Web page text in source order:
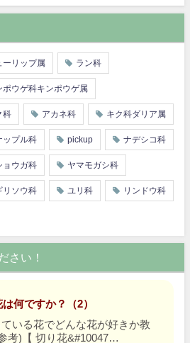
ーリップ属 ラン科
ポウゲ科キンポウゲ属
科 アカネ科 キク科ダリア属
ップル科 pickup ナデシコ科
ョウガ科 ヤマモガシ科
リソウ科 ユリ科 リンドウ科
さい！
何ですか？（2）
いる花でどんな花が好きか教
考)【 切り花&#10047…